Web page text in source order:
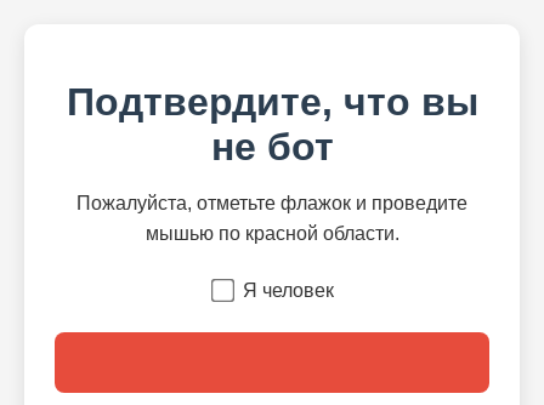
Подтвердите, что вы
не бот
Пожалуйста, отметьте флажок и проведите
мышью по красной области.
Я человек